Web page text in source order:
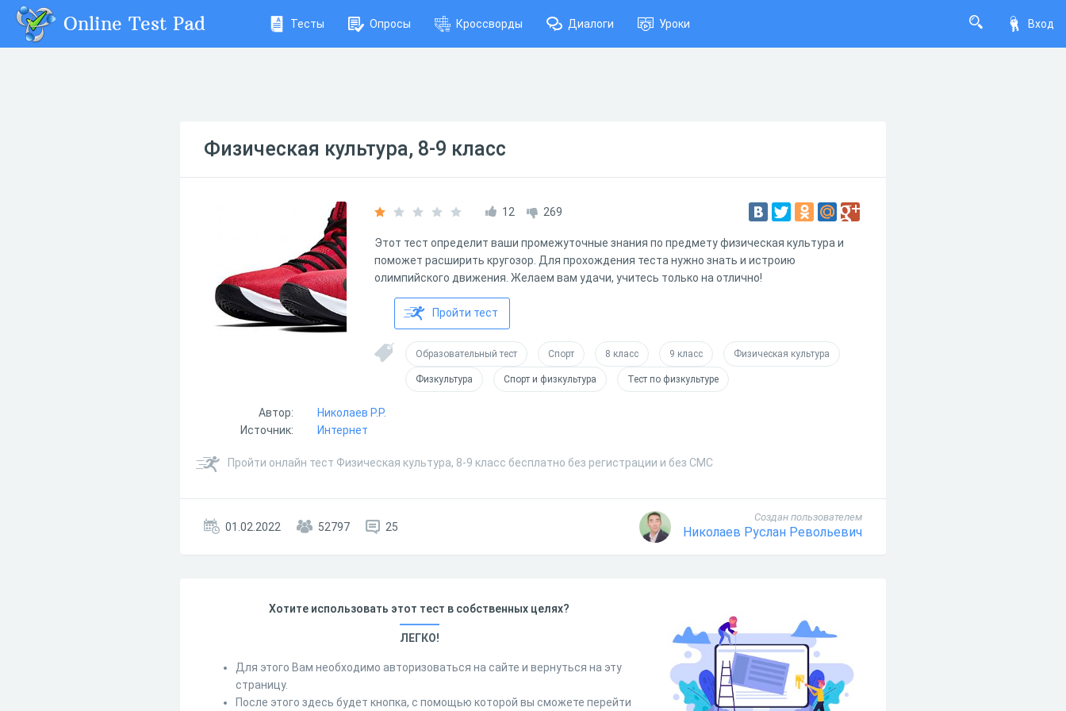
Вход
Online Test Pad Тесты Опросы Кроссворды Диалоги Уроки
Физическая культура, 8-9 класс
12 269
Этот тест определит ваши промежуточные знания по предмету физическая культура и
поможет расширить кругозор. Для прохождения теста нужно знать и истроию
олимпийского движения. Желаем вам удачи, учитесь только на отлично!
Пройти тест
Образовательный тест Спорт 8 класс 9 класс Физическая культура
Физкультура Спорт и физкультура Тест по физкультуре
Автор:
Николаев Р.Р.
Источник:
Интернет
Пройти онлайн тест Физическая культура, 8-9 класс бесплатно без регистрации и без СМС
01.02.2022 52797 25
Создан пользователем
Николаев Руслан Револьевич
Хотите использовать этот тест в собственных целях?
ЛЕГКО!
Для этого Вам необходимо авторизоваться на сайте и вернуться на эту
страницу.
После этого здесь будет кнопка, с помощью которой вы сможете перейти